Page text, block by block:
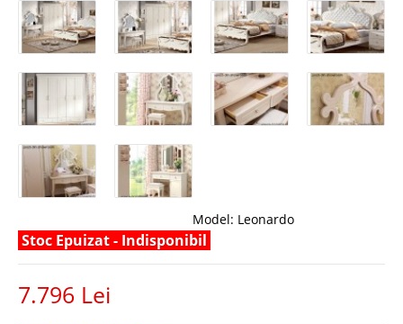
Model: Leonardo
Stoc Epuizat - Indisponibil
7.796 Lei